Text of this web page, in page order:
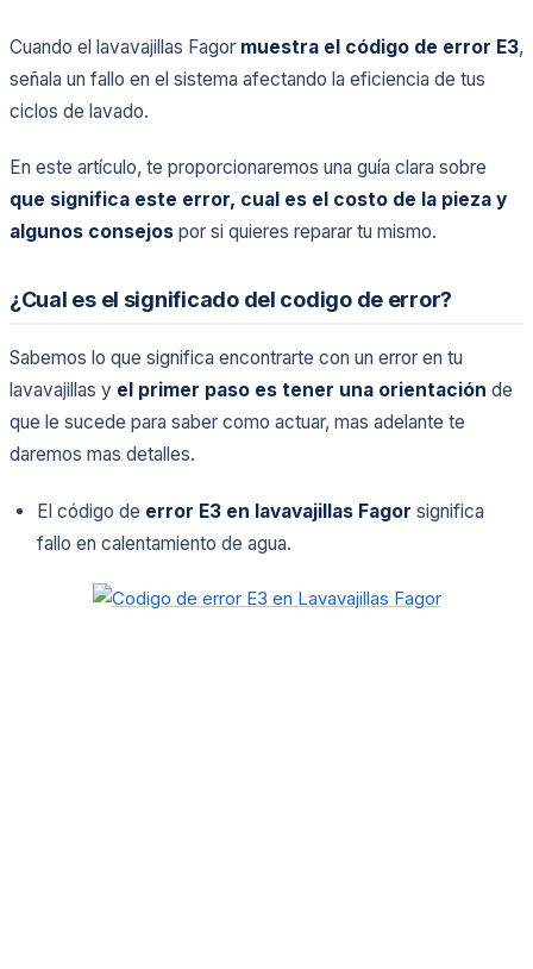
Cuando el lavavajillas Fagor muestra el código de error E3,
señala un fallo en el sistema afectando la eficiencia de tus
ciclos de lavado.
En este artículo, te proporcionaremos una guía clara sobre
que significa este error, cual es el costo de la pieza y
algunos consejos por si quieres reparar tu mismo.
¿Cual es el significado del codigo de error?
Sabemos lo que significa encontrarte con un error en tu
lavavajillas y el primer paso es tener una orientación de
que le sucede para saber como actuar, mas adelante te
daremos mas detalles.
El código de error E3 en lavavajillas Fagor significa
fallo en calentamiento de agua.